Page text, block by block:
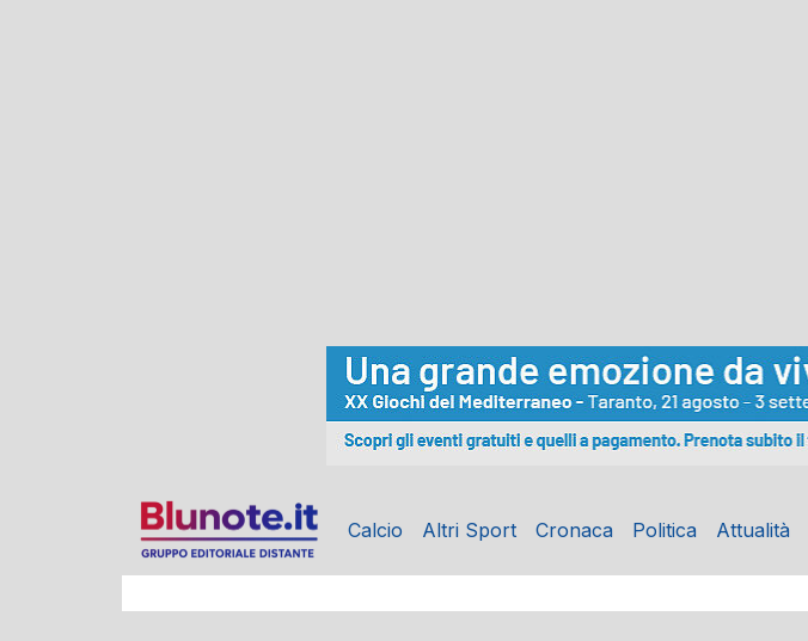
Calcio Altri Sport Cronaca Politica Attualità